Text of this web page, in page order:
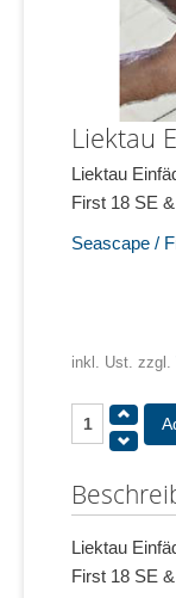
Liektau
Liektau
First 18 SE
Seascape /
inkl. Ust. zzgl.
Liektau
First 18 SE